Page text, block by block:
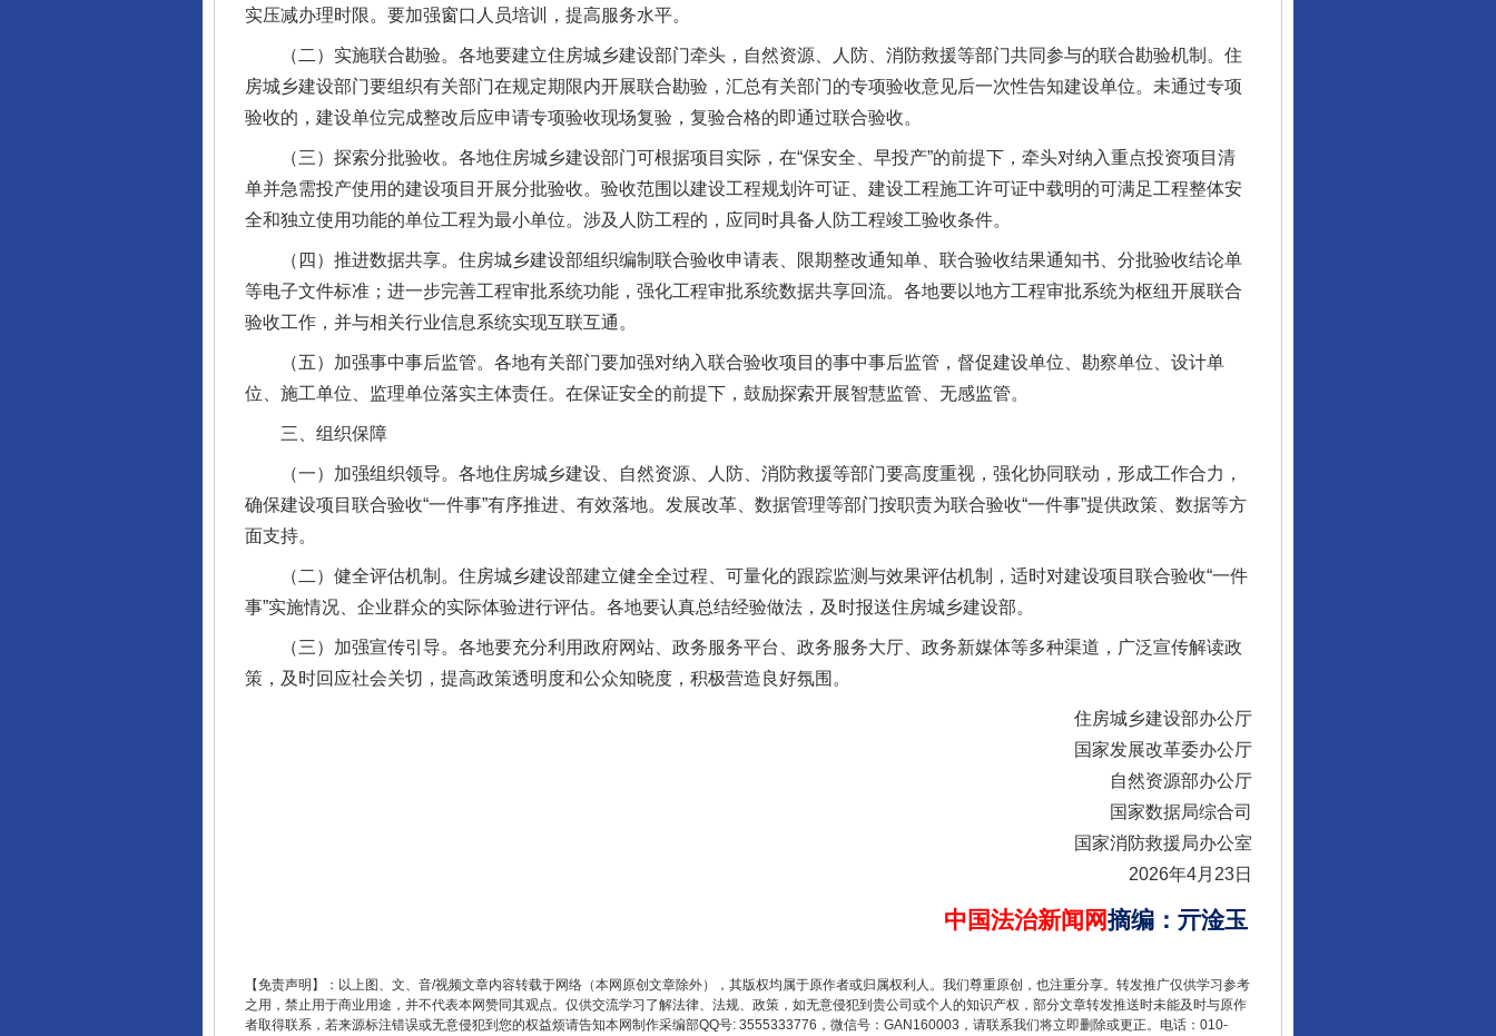
实压减办理时限。要加强窗口人员培训，提高服务水平。
（二）实施联合勘验。各地要建立住房城乡建设部门牵头，自然资源、人防、消防救援等部门共同参与的联合勘验机制。住
房城乡建设部门要组织有关部门在规定期限内开展联合勘验，汇总有关部门的专项验收意见后一次性告知建设单位。未通过专项
验收的，建设单位完成整改后应申请专项验收现场复验，复验合格的即通过联合验收。
（三）探索分批验收。各地住房城乡建设部门可根据项目实际，在“保安全、早投产”的前提下，牵头对纳入重点投资项目清
单并急需投产使用的建设项目开展分批验收。验收范围以建设工程规划许可证、建设工程施工许可证中载明的可满足工程整体安
全和独立使用功能的单位工程为最小单位。涉及人防工程的，应同时具备人防工程竣工验收条件。
（四）推进数据共享。住房城乡建设部组织编制联合验收申请表、限期整改通知单、联合验收结果通知书、分批验收结论单
等电子文件标准；进一步完善工程审批系统功能，强化工程审批系统数据共享回流。各地要以地方工程审批系统为枢纽开展联合
验收工作，并与相关行业信息系统实现互联互通。
（五）加强事中事后监管。各地有关部门要加强对纳入联合验收项目的事中事后监管，督促建设单位、勘察单位、设计单
位、施工单位、监理单位落实主体责任。在保证安全的前提下，鼓励探索开展智慧监管、无感监管。
三、组织保障
（一）加强组织领导。各地住房城乡建设、自然资源、人防、消防救援等部门要高度重视，强化协同联动，形成工作合力，
确保建设项目联合验收“一件事”有序推进、有效落地。发展改革、数据管理等部门按职责为联合验收“一件事”提供政策、数据等方
面支持。
（二）健全评估机制。住房城乡建设部建立健全全过程、可量化的跟踪监测与效果评估机制，适时对建设项目联合验收“一件
事”实施情况、企业群众的实际体验进行评估。各地要认真总结经验做法，及时报送住房城乡建设部。
（三）加强宣传引导。各地要充分利用政府网站、政务服务平台、政务服务大厅、政务新媒体等多种渠道，广泛宣传解读政
策，及时回应社会关切，提高政策透明度和公众知晓度，积极营造良好氛围。
住房城乡建设部办公厅
国家发展改革委办公厅
自然资源部办公厅
国家数据局综合司
国家消防救援局办公室
2026年4月23日
中国法治新闻网摘编 ： 亓淦玉
【免责声明】：以上图、文、音/视频文章内容转载于网络（本网原创文章除外），其版权均属于原作者或归属权利人。我们尊重原创，也注重分享。转发推广仅供学习参考
之用，禁止用于商业用途，并不代表本网赞同其观点。仅供交流学习了解法律、法规、政策，如无意侵犯到贵公司或个人的知识产权，部分文章转发推送时未能及时与原作
者取得联系，若来源标注错误或无意侵犯到您的权益烦请告知本网制作采编部QQ号: 3555333776，微信号：GAN160003，请联系我们将立即删除或更正。电话：010-
法徽映军营 权益有保障
一批国家标准开始实施
以产业富民促振兴 酒驾未被当场查获能处罚吗 受贿1.44亿！段成刚被判无期
全民健身五年计划来了！等你上场